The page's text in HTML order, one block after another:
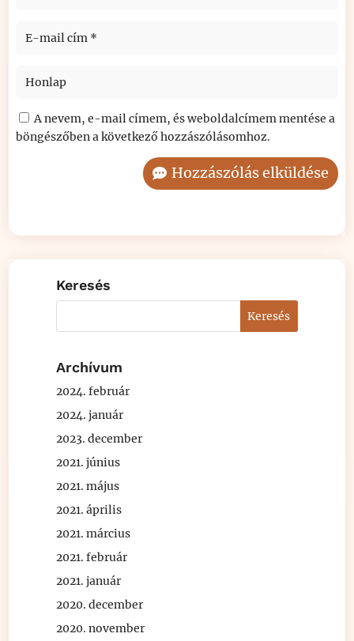
A nevem, e-mail címem, és weboldalcímem mentése a
böngészőben a következő hozzászólásomhoz.
Hozzászólás elküldése
Keresés
Archívum
2024. február
2024. január
2023. december
2021. június
2021. május
2021. április
2021. március
2021. február
2021. január
2020. december
2020. november